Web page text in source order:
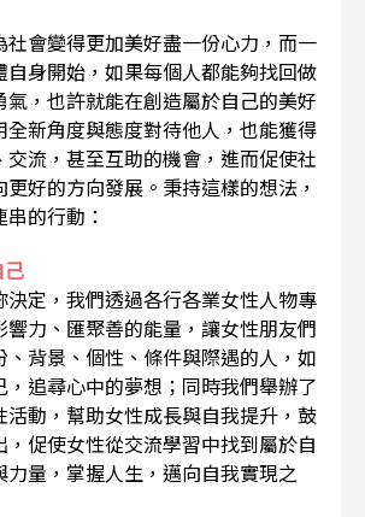
社會變得更加美好盡一份心力，而一
自身開始，如果每個人都能夠找回做
氣，也許就能在創造屬於自己的美好
全新角度與態度對待他人，也能獲得
交流，甚至互助的機會，進而促使社
好的方向發展。秉持這樣的想法，
的行動：
決定，我們透過各行各業女性人物專
響力、匯聚善的能量，讓女性朋友們
、背景、個性、條件與際遇的人，如
，追尋心中的夢想；同時我們舉辦了
活動，幫助女性成長與自我提升，鼓
，促使女性從交流學習中找到屬於自
力量，掌握人生，邁向自我實現之